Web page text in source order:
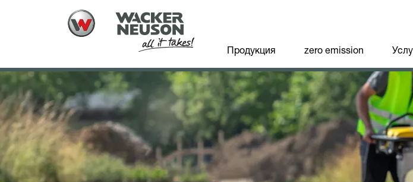
Продукция zero emission